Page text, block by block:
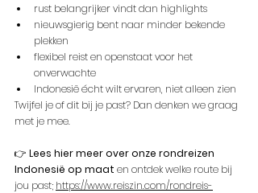
rust belangrijker vindt dan highlights
nieuwsgierig bent naar minder bekende
plekken
flexibel reist en openstaat voor het
onverwachte
Indonesië écht wilt ervaren, niet alleen zien
Twijfel je of dit bij je past? Dan denken we graag
met je mee.
👉 Lees hier meer over onze rondreizen
Indonesië op maat en ontdek welke route bij
jou past; https://www.reiszin.com/rondreis-